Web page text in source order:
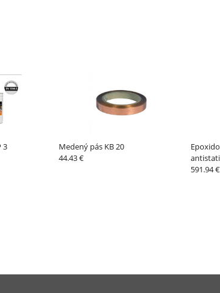
3
Medený pás KB 20
44.43 €
591.94 €